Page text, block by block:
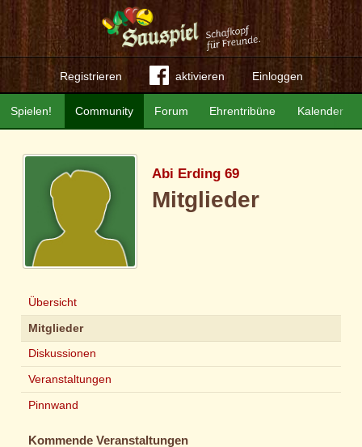
Registrieren aktivieren Einloggen
Community Forum Ehrentribüne Kalender
Spielen!
Abi Erding 69
Mitglieder
Übersicht
Mitglieder
Diskussionen
Veranstaltungen
Pinnwand
Kommende Veranstaltungen